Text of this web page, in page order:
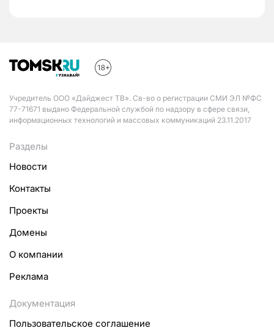
Учредитель ООО «Дайджест ТВ». Св-во о регистрации СМИ ЭЛ №ФС
77-71671 выдано Федеральной службой по надзору в сфере связи,
информационных технологий и массовых коммуникаций 23.11.2017
Разделы
Новости
Контакты
Проекты
Домены
О компании
Реклама
Документация
Пользовательское соглашение